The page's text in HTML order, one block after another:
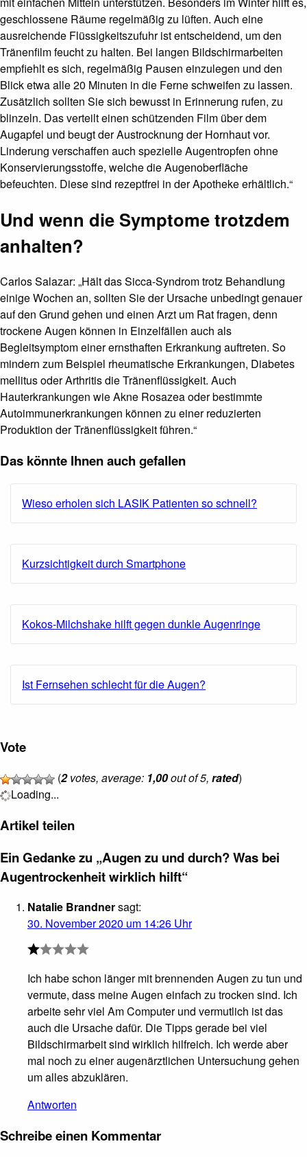
geschlossene Räume regelmäßig zu lüften. Auch eine
ausreichende Flüssigkeitszufuhr ist entscheidend, um den
Tränenfilm feucht zu halten. Bei langen Bildschirmarbeiten
empfiehlt es sich, regelmäßig Pausen einzulegen und den
Blick etwa alle 20 Minuten in die Ferne schweifen zu lassen.
Zusätzlich sollten Sie sich bewusst in Erinnerung rufen, zu
blinzeln. Das verteilt einen schützenden Film über dem
Augapfel und beugt der Austrocknung der Hornhaut vor.
Linderung verschaffen auch spezielle Augentropfen ohne
Konservierungsstoffe, welche die Augenoberfläche
befeuchten. Diese sind rezeptfrei in der Apotheke erhältlich.“
Und wenn die Symptome trotzdem
anhalten?
Carlos Salazar: „Hält das Sicca-Syndrom trotz Behandlung
einige Wochen an, sollten Sie der Ursache unbedingt genauer
auf den Grund gehen und einen Arzt um Rat fragen, denn
trockene Augen können in Einzelfällen auch als
Begleitsymptom einer ernsthaften Erkrankung auftreten. So
mindern zum Beispiel rheumatische Erkrankungen, Diabetes
mellitus oder Arthritis die Tränenflüssigkeit. Auch
Hauterkrankungen wie Akne Rosazea oder bestimmte
Autoimmunerkrankungen können zu einer reduzierten
Produktion der Tränenflüssigkeit führen.“
Das könnte Ihnen auch gefallen
Wieso erholen sich LASIK Patienten so schnell?
Kurzsichtigkeit durch Smartphone
Kokos-Milchshake hilft gegen dunkle Augenringe
Ist Fernsehen schlecht für die Augen?
Vote
(2votes, average: 1,00out of 5, rated)
Loading...
Artikel teilen
Ein Gedanke zu „Augen zu und durch? Was bei
Augentrockenheit wirklich hilft“
Natalie Brandnersagt:
30. November 2020 um 14:26 Uhr
Ich habe schon länger mit brennenden Augen zu tun und
vermute, dass meine Augen einfach zu trocken sind. Ich
arbeite sehr viel Am Computer und vermutlich ist das
auch die Ursache dafür. Die Tipps gerade bei viel
Bildschirmarbeit sind wirklich hilfreich. Ich werde aber
mal noch zu einer augenärztlichen Untersuchung gehen
um alles abzuklären.
Antworten
Schreibe einen Kommentar